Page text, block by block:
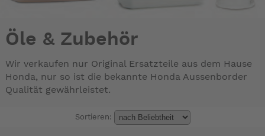
Öle & Zubehör
Wir verkaufen nur Original Ersatzteile aus dem Hause
Honda, nur so ist die bekannte Honda Aussenborder
Qualität gewährleistet.
Sortieren: